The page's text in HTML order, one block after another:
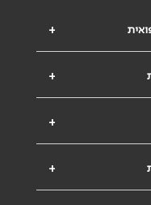
+
+
+
+